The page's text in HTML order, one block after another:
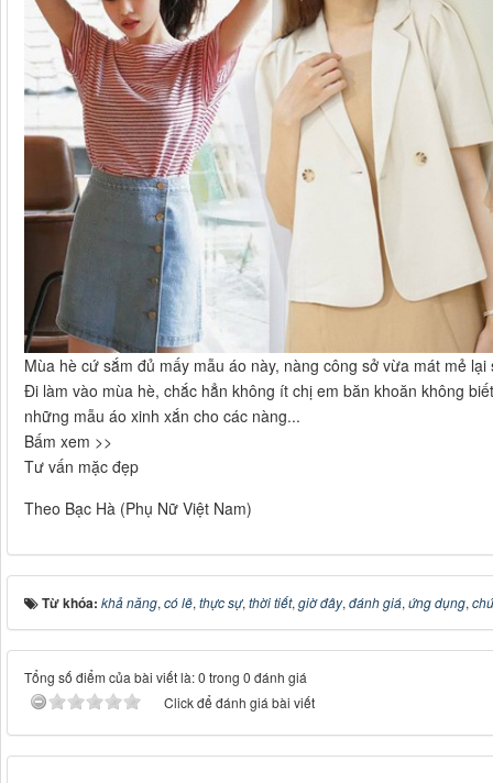
Mùa hè cứ sắm đủ mấy mẫu áo này, nàng công sở vừa mát mẻ lại
Đi làm vào mùa hè, chắc hẳn không ít chị em băn khoăn không
những mẫu áo xinh xắn cho các nàng...
Bấm xem >>
Tư vấn mặc đẹp
Theo Bạc Hà (Phụ Nữ Việt Nam)
Từ khóa: khả năng, có lẽ, thực sự, thời tiết, giờ đây, đánh giá, ứng dụng,
Tổng số điểm của bài viết là: 0 trong 0 đánh giá
Click để đánh giá bài viết